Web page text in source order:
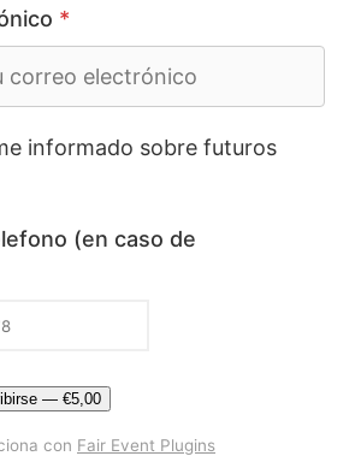
*
informado sobre futuros
(en caso de
— €5,00
con Fair Event Plugins